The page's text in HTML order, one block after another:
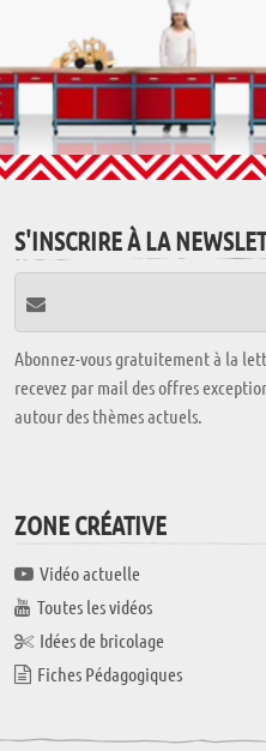
S'INSCRIRE À LA
Abonnez-vous gratuitement à la
recevez par mail des offres
autour des thèmes actuels.
ZONE CRÉATIVE
Vidéo actuelle
Toutes les vidéos
Idées de bricolage
Fiches Pédagogiques